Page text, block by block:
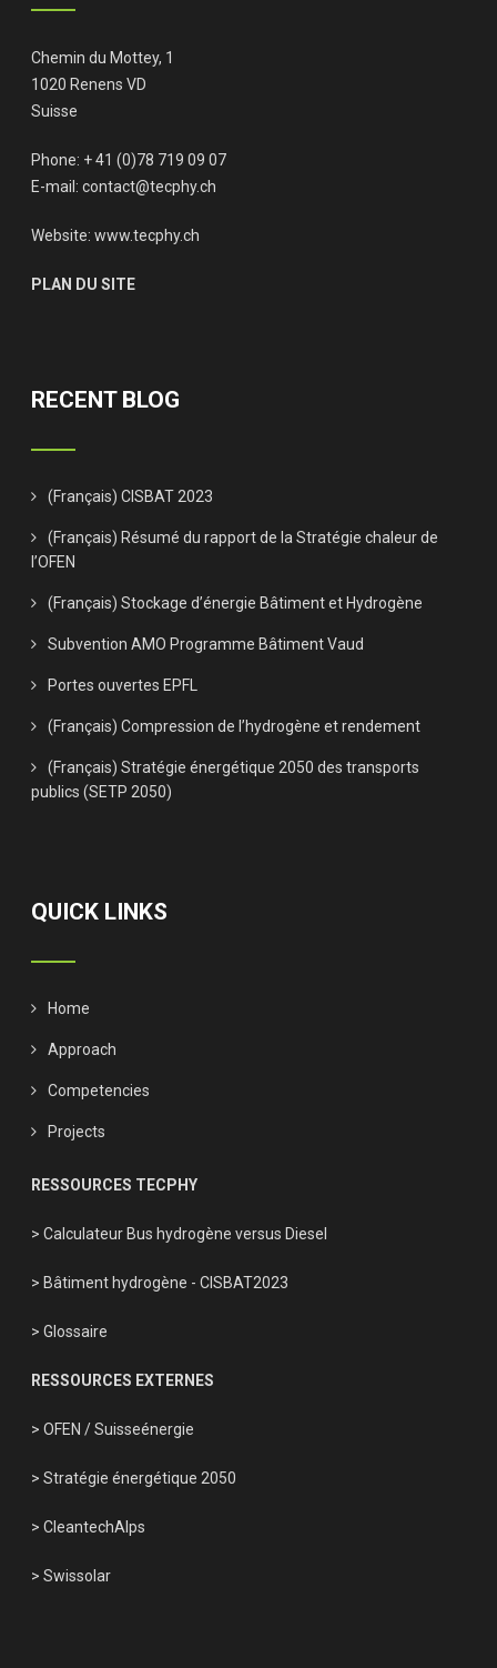
Chemin du Mottey, 1
1020 Renens VD
Suisse
Phone: + 41 (0)78 719 09 07
E-mail:contact@tecphy.ch
Website:www.tecphy.ch
PLAN DU SITE
RECENT BLOG
(Français) CISBAT 2023
(Français) Résumé du rapport de la Stratégie chaleur de
l’OFEN
(Français) Stockage d’énergie Bâtiment et Hydrogène
Subvention AMO Programme Bâtiment Vaud
Portes ouvertes EPFL
(Français) Compression de l’hydrogène et rendement
(Français) Stratégie énergétique 2050 des transports
publics (SETP 2050)
QUICK LINKS
Home
Approach
Competencies
Projects
RESSOURCES TECPHY
> Calculateur Bus hydrogène versus Diesel
> Bâtiment hydrogène - CISBAT2023
> Glossaire
RESSOURCES EXTERNES
> OFEN /Suisseénergie
> Stratégie énergétique 2050
> CleantechAlps
> Swissolar